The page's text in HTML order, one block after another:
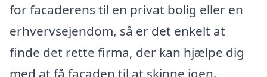
for facaderens til en privat bolig eller en
erhvervsejendom, så er det enkelt at
finde det rette firma, der kan hjælpe dig
med at få façaden til at skinne igen.